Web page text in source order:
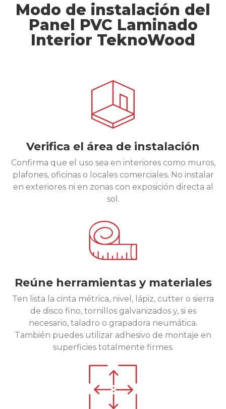
Modo de instalación del
Panel PVC Laminado
Interior TeknoWood
Verifica el área de instalación
Confirma que el uso sea en interiores como muros,
plafones, oficinas o locales comerciales. No instalar
en exteriores ni en zonas con exposición directa al
sol.
Reúne herramientas y materiales
Ten lista la cinta métrica, nivel, lápiz, cutter o sierra
de disco fino, tornillos galvanizados y, si es
necesario, taladro o grapadora neumática.
También puedes utilizar adhesivo de montaje en
superficies totalmente firmes.